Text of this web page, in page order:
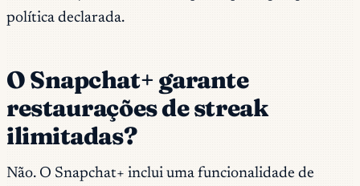
política declarada.
O Snapchat+ garante
restaurações de streak
ilimitadas?
Não. O Snapchat+ inclui uma funcionalidade de